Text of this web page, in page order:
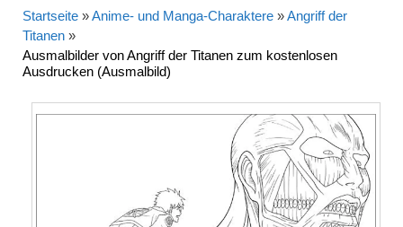
Startseite »Anime- und Manga-Charaktere »Angriff der
Titanen »
Ausmalbilder von Angriff der Titanen zum kostenlosen
Ausdrucken (Ausmalbild)